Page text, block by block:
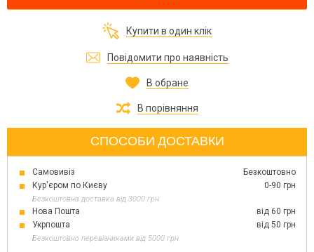
Купити в один клік
Повідомити про наявність
В обране
В порівняння
СПОСОБИ ДОСТАВКИ
Самовивіз
Безкоштовно
Кур'єром по Києву
0-90 грн
Безкоштовна доставка від 3000 грн
Нова Пошта
від 60 грн
Укрпошта
від 50 грн
Безкоштовно перевізниками від 5000 грн